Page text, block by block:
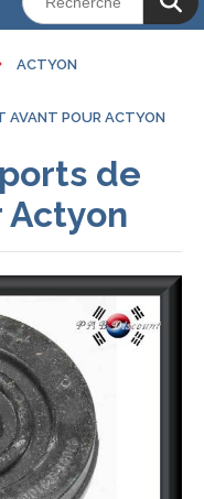
ACTYON
AVANT POUR ACTYON
de
Actyon